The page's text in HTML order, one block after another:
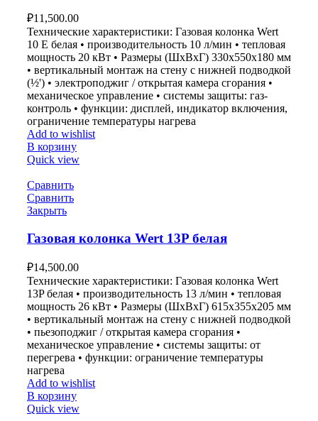
₽11,500.00
Технические характеристики: Газовая колонка Wert
10 E белая • производительность 10 л/мин • тепловая
мощность 20 кВт • Размеры (ШxВxГ) 330x550x180 мм
• вертикальный монтаж на стену с нижней подводкой
(½') • электроподжиг / открытая камера сгорания •
механическое управление • системы защиты: газ-
контроль • функции: дисплей, индикатор включения,
ограничение температуры нагрева
Add to wishlist
В корзину
Quick view
Сравнить
Сравнить
Закрыть
Газовая колонка Wert 13P белая
₽14,500.00
Технические характеристики: Газовая колонка Wert
13P белая • производительность 13 л/мин • тепловая
мощность 26 кВт • Размеры (ШxВxГ) 615x355x205 мм
• вертикальный монтаж на стену с нижней подводкой
• пьезоподжиг / открытая камера сгорания •
механическое управление • системы защиты: от
перегрева • функции: ограничение температуры
нагрева
Add to wishlist
В корзину
Quick view